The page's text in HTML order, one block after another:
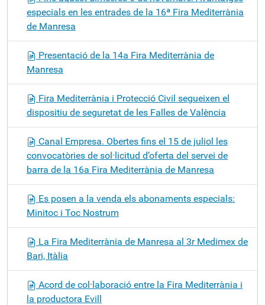
especials en les entrades de la 16ª Fira Mediterrània
de Manresa
Presentació de la 14a Fira Mediterrània de
Manresa
Fira Mediterrània i Protecció Civil segueixen el
dispositiu de seguretat de les Falles de València
Canal Empresa. Obertes fins el 15 de juliol les
convocatòries de sol·licitud d’oferta del servei de
barra de la 16a Fira Mediterrània de Manresa
Es posen a la venda els abonaments especials:
Minitoc i Toc Nostrum
La Fira Mediterrània de Manresa al 3r Medimex de
Bari, Itàlia
Acord de col·laboració entre la Fira Mediterrània i
la productora Evill